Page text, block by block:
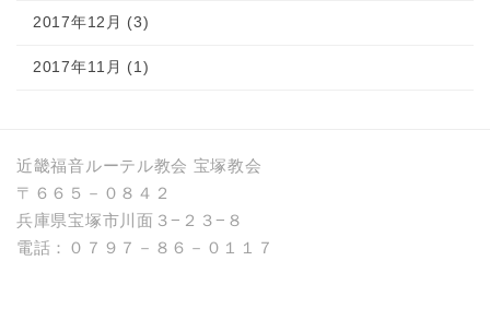
2017年12月 (3)
2017年11月 (1)
近畿福音ルーテル教会 宝塚教会
〒６６５－０８４２
兵庫県宝塚市川面３−２３−８
電話：０７９７－８６－０１１７